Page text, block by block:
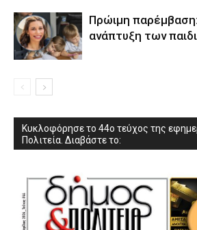
Πρώιμη παρέμβαση:
ανάπτυξη των
Κυκλοφόρησε το 44ο τεύχος της
Πολιτεία. Διαβάστε το: